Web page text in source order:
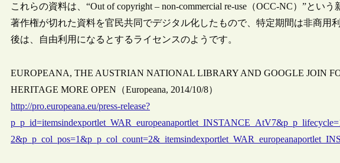
これらの資料は、“Out of copyright – non-commercial re-use（OCC-NC）”とい
著作権が切れた資料を官民共同でデジタル化したもので、特定期間は非商用
後は、自由利用になるとするライセンスのようです。
EUROPEANA, THE AUSTRIAN NATIONAL LIBRARY AND GOOGLE JOIN
HERITAGE MORE OPEN（Europeana, 2014/10/8）
http://pro.europeana.eu/press-release?